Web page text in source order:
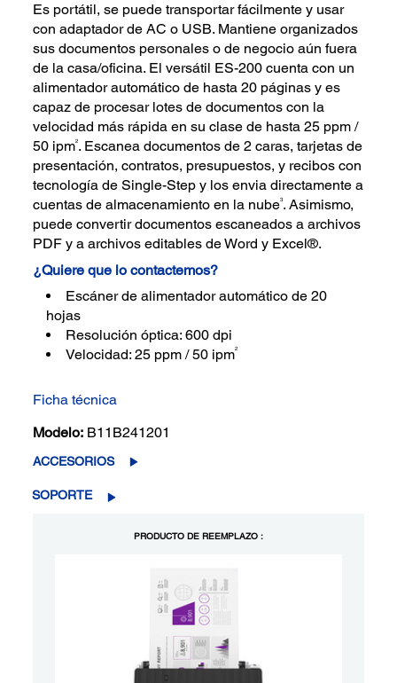
Es portátil, se puede transportar fácilmente y usar
con adaptador de AC o USB. Mantiene organizados
sus documentos personales o de negocio aún fuera
de la casa/oficina. El versátil ES-200 cuenta con un
alimentador automático de hasta 20 páginas y es
capaz de procesar lotes de documentos con la
velocidad más rápida en su clase de hasta 25 ppm /
50 ipm2. Escanea documentos de 2 caras, tarjetas de
presentación, contratos, presupuestos, y recibos con
tecnología de Single-Step y los envia directamente a
cuentas de almacenamiento en la nube3. Asimismo,
puede convertir documentos escaneados a archivos
PDF y a archivos editables de Word y Excel®.
¿Quiere que lo contactemos?
Escáner de alimentador automático de 20
hojas
Resolución óptica: 600 dpi
Velocidad: 25 ppm / 50 ipm2
Ficha técnica
Modelo: B11B241201
ACCESORIOS
SOPORTE
PRODUCTO DE REEMPLAZO :